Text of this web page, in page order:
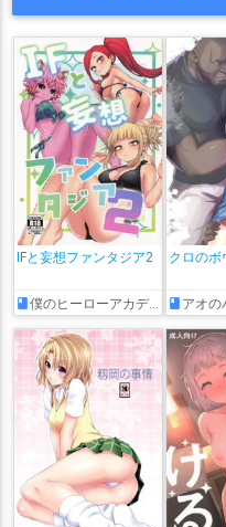
輪堂千速
轟はじめ 轟京子
金剛いろは
金平あめ 鈴
鏑木ろこ
闇夜乃モルル
雪城眞尋
雪花ラミィ 雾深
風真いろは
飛鳥ひな 飴
馬車道はげみ
魔乃アロエ
鳩羽つぐ
鷹宮リオン 鷹
IFと妄想ファンタジア2
僕のヒーローアカデミア
クロのボ
アオの